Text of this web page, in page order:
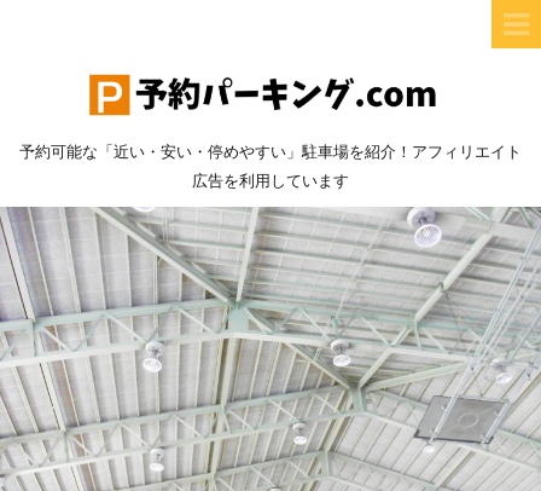
予約可能な「近い・安い・停めやすい」駐車場を紹介！アフィリエイト
広告を利用しています